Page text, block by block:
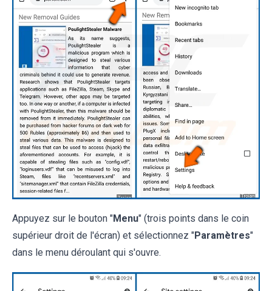
Appuyez sur le bouton "Menu" (trois points dans le coin
supérieur droit de l'écran) et sélectionnez "Paramètres"
dans le menu déroulant qui s'ouvre.